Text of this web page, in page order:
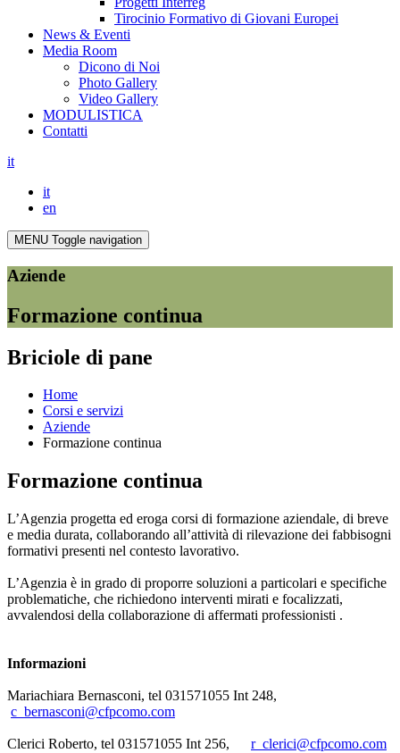
Tirocinio Formativo di Giovani Europei
News & Eventi
Media Room
Dicono di Noi
Photo Gallery
Video Gallery
MODULISTICA
Contatti
it
it
en
MENU Toggle navigation
Aziende
Formazione continua
Briciole di pane
Home
Corsi e servizi
Aziende
Formazione continua
Formazione continua
L’Agenzia progetta ed eroga corsi di formazione aziendale, di breve
e media durata, collaborando all’attività di rilevazione dei fabbisogni
formativi presenti nel contesto lavorativo.
L’Agenzia è in grado di proporre soluzioni a particolari e specifiche
problematiche, che richiedono interventi mirati e focalizzati,
avvalendosi della collaborazione di affermati professionisti .
Informazioni
Mariachiara Bernasconi, tel 031571055 Int 248,
c_bernasconi@cfpcomo.com
Clerici Roberto, tel 031571055 Int 256, r_clerici@cfpcomo.com